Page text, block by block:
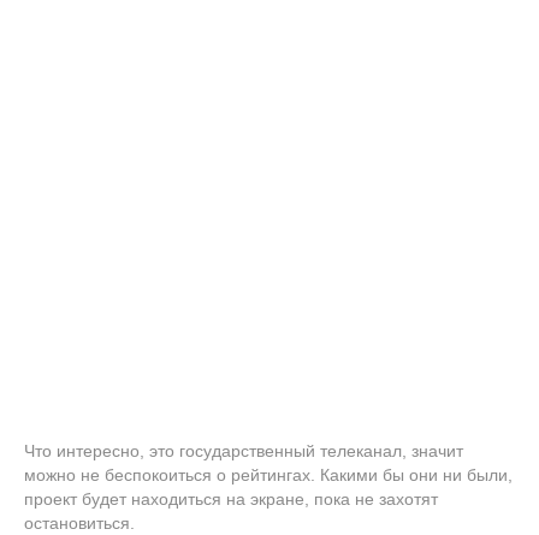
Что интересно, это государственный телеканал, значит
можно не беспокоиться о рейтингах. Какими бы они ни были,
проект будет находиться на экране, пока не захотят
остановиться.